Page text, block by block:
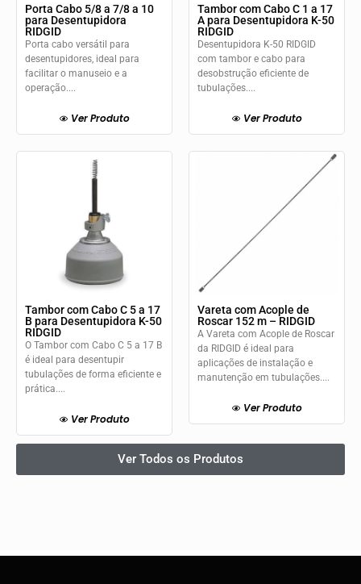
Porta Cabo 5/8 a 7/8 a 10
para Desentupidora
RIDGID
Porta cabo versátil para
desentupidores, ideal para
facilitar o manuseio e a
operação....
Ver Produto
Tambor com Cabo C 1 a 17
A para Desentupidora K-50
RIDGID
Desentupidora K-50 RIDGID
com tambor e cabo para
desobstrução eficiente de
tubulações....
Ver Produto
Tambor com Cabo C 5 a 17
B para Desentupidora K-50
RIDGID
O Tambor com Cabo C 5 a 17 B
é ideal para desentupir
tubulações de forma eficiente e
prática....
Ver Produto
Vareta com Acople de
Roscar 152 m – RIDGID
A Vareta com Acople de Roscar
da RIDGID é ideal para
aplicações de instalação e
manutenção em tubulações....
Ver Produto
Ver Todos os Produtos